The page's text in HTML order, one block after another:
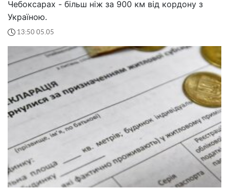
Чебоксарах - більш ніж за 900 км від кордону з
Україною.
13:50 05.05